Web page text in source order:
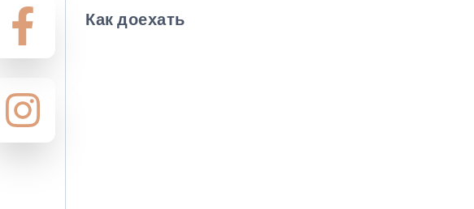
Как доехать